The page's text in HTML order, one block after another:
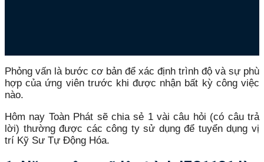
Phỏng vấn là bước cơ bản để xác định trình độ và sự phù
hợp của ứng viên trước khi được nhận bất kỳ công việc
nào.
Hôm nay Toàn Phát sẽ chia sẻ 1 vài câu hỏi (có câu trả
lời) thường được các công ty sử dụng để tuyển dụng vị
trí Kỹ Sư Tự Động Hóa.